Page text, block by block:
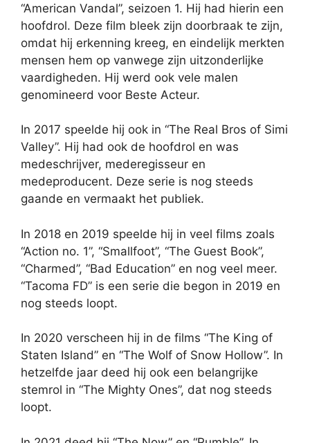
“American Vandal”, seizoen 1. Hij had hierin een
hoofdrol. Deze film bleek zijn doorbraak te zijn,
omdat hij erkenning kreeg, en eindelijk merkten
mensen hem op vanwege zijn uitzonderlijke
vaardigheden. Hij werd ook vele malen
genomineerd voor Beste Acteur.
In 2017 speelde hij ook in “The Real Bros of Simi
Valley”. Hij had ook de hoofdrol en was
medeschrijver, mederegisseur en
medeproducent. Deze serie is nog steeds
gaande en vermaakt het publiek.
In 2018 en 2019 speelde hij in veel films zoals
“Action no. 1”, “Smallfoot”, “The Guest Book”,
“Charmed”, “Bad Education” en nog veel meer.
“Tacoma FD” is een serie die begon in 2019 en
nog steeds loopt.
In 2020 verscheen hij in de films “The King of
Staten Island” en “The Wolf of Snow Hollow”. In
hetzelfde jaar deed hij ook een belangrijke
stemrol in “The Mighty Ones”, dat nog steeds
loopt.